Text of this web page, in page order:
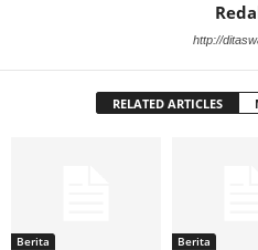
http://
RELATED ARTICLES
Berita Berita